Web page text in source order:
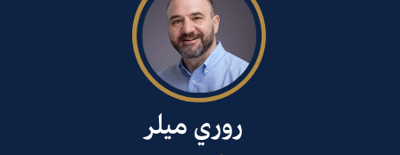
روري ميلر